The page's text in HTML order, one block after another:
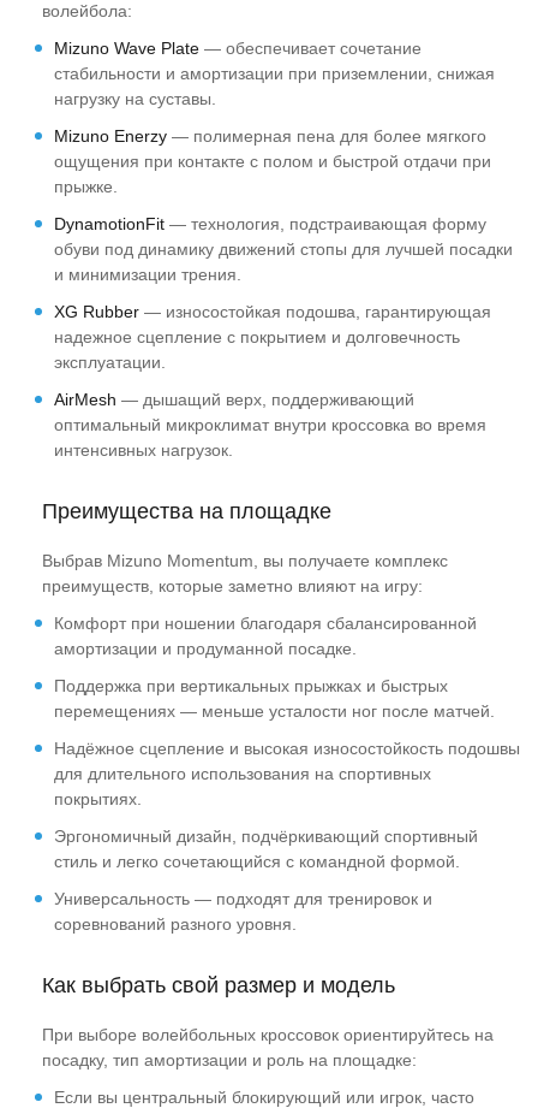
волейбола:
Mizuno Wave Plate — обеспечивает сочетание
стабильности и амортизации при приземлении, снижая
нагрузку на суставы.
Mizuno Enerzy — полимерная пена для более мягкого
ощущения при контакте с полом и быстрой отдачи при
прыжке.
DynamotionFit — технология, подстраивающая форму
обуви под динамику движений стопы для лучшей посадки
и минимизации трения.
XG Rubber — износостойкая подошва, гарантирующая
надежное сцепление с покрытием и долговечность
эксплуатации.
AirMesh — дышащий верх, поддерживающий
оптимальный микроклимат внутри кроссовка во время
интенсивных нагрузок.
Преимущества на площадке
Выбрав Mizuno Momentum, вы получаете комплекс
преимуществ, которые заметно влияют на игру:
Комфорт при ношении благодаря сбалансированной
амортизации и продуманной посадке.
Поддержка при вертикальных прыжках и быстрых
перемещениях — меньше усталости ног после матчей.
Надёжное сцепление и высокая износостойкость подошвы
для длительного использования на спортивных
покрытиях.
Эргономичный дизайн, подчёркивающий спортивный
стиль и легко сочетающийся с командной формой.
Универсальность — подходят для тренировок и
соревнований разного уровня.
Как выбрать свой размер и модель
При выборе волейбольных кроссовок ориентируйтесь на
посадку, тип амортизации и роль на площадке:
Если вы центральный блокирующий или игрок, часто